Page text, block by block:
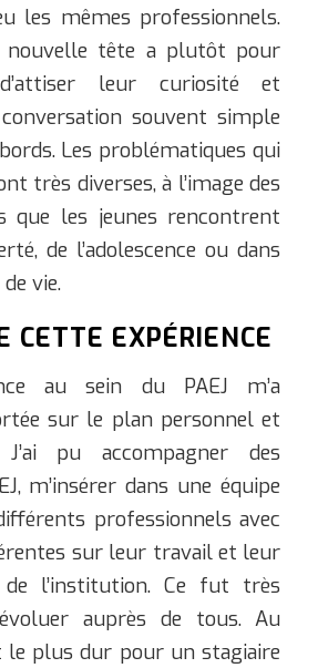
les mêmes professionnels.
nouvelle tête a plutôt pour
d’attiser leur curiosité et
conversation souvent simple
Les problématiques qui
très diverses, à l’image des
que les jeunes rencontrent
de l’adolescence ou dans
vie.
CETTE EXPÉRIENCE
au sein du PAEJ m’a
sur le plan personnel et
J’ai pu accompagner des
m’insérer dans une équipe
professionnels avec
sur leur travail et leur
l’institution. Ce fut très
auprès de tous. Au
le plus dur pour un stagiaire